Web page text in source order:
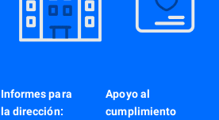
Informes para
la dirección:
Apoyo al
cumplimiento